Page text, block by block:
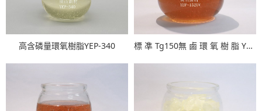
高含磷量環氧樹脂YEP-340 標 凖 Tg150無 鹵 環 氧 樹 脂 YEP-152UV